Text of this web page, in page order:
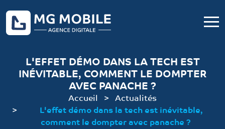
L'EFFET DÉMO DANS LA TECH EST
INÉVITABLE, COMMENT LE DOMPTER
AVEC PANACHE ?
Accueil
Actualités
L'effet démo dans la tech est inévitable,
comment le dompter avec panache ?